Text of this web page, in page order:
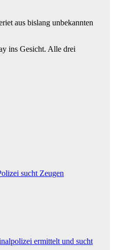
aus bislang unbekannten
ins Gesicht. Alle drei
sucht Zeugen
ermittelt und sucht